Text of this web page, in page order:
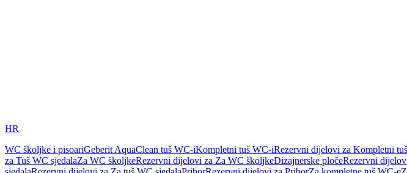
HR
WC školjke i pisoariGeberit AquaClean tuš WC-iKompletni tuš WC-iRezervni dijelovi za Kompletni
za Tuš WC sjedalaZa WC školjkeRezervni dijelovi za Za WC školjkeDizajnerske pločeRezervni